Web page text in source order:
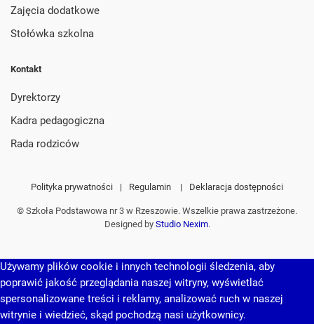
Zajęcia dodatkowe
Stołówka szkolna
Kontakt
Dyrektorzy
Kadra pedagogiczna
Rada rodziców
Polityka prywatności | Regulamin | Deklaracja dostępności
© Szkoła Podstawowa nr 3 w Rzeszowie. Wszelkie prawa zastrzeżone.
Designed by Studio Nexim.
Używamy plików cookie i innych technologii śledzenia, aby
poprawić jakość przeglądania naszej witryny, wyświetlać
spersonalizowane treści i reklamy, analizować ruch w naszej
witrynie i wiedzieć, skąd pochodzą nasi użytkownicy.